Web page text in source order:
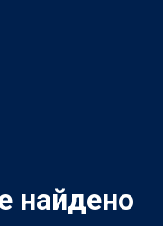
найдено